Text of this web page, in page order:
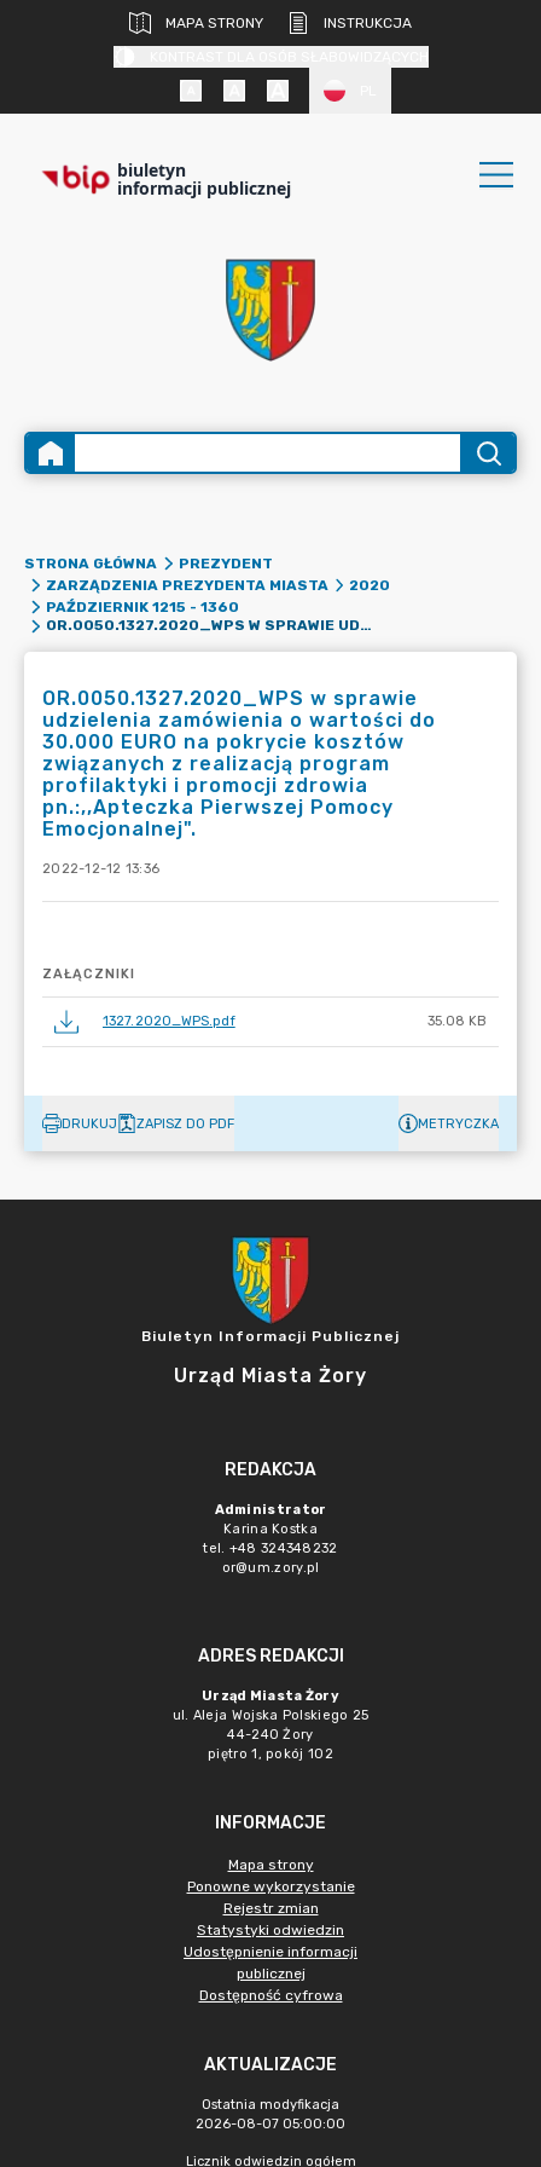
MAPA STRONY
INSTRUKCJA
biuletyn
informacji publicznej
STRONA GŁÓWNA
PREZYDENT
ZARZĄDZENIA PREZYDENTA MIASTA
2020
PAŹDZIERNIK 1215 - 1360
OR.0050.1327.2020_WPS W SPRAWIE UDZIELENIA ZAMÓWIENIA O WARTOŚCI DO 30.000 EURO NA POKRYCIE KOSZTÓW ZWIĄZANYCH Z REALIZACJĄ PROGRAM PROFILAKTYKI I PROMOCJI ZDROWIA PN.:,,APTECZKA PIERWSZEJ POMOCY EMOCJONALNEJ".
OR.0050.1327.2020_WPS w sprawie
udzielenia zamówienia o wartości do
30.000 EURO na pokrycie kosztów
związanych z realizacją program
profilaktyki i promocji zdrowia
pn.:,,Apteczka Pierwszej Pomocy
Emocjonalnej".
2022-12-12 13:36
ZAŁĄCZNIKI
1327.2020_WPS.pdf 35.08 KB
DRUKUJ ZAPISZ DO PDF METRYCZKA
Biuletyn Informacji Publicznej
Urząd Miasta Żory
REDAKCJA
Administrator
Karina Kostka
tel. +48 324348232
or@um.zory.pl
ADRES REDAKCJI
Urząd Miasta Żory
ul. Aleja Wojska Polskiego 25
44-240 Żory
piętro 1, pokój 102
INFORMACJE
Mapa strony
Ponowne wykorzystanie
Rejestr zmian
Statystyki odwiedzin
Udostępnienie informacji
publicznej
Dostępność cyfrowa
AKTUALIZACJE
Ostatnia modyfikacja
2026-08-07 05:00:00
Licznik odwiedzin ogółem